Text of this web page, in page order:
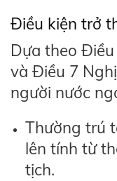
Điều kiện trở
Dựa theo
và Điều 7
người nước
Thường trú
lên tính từ
tịch.